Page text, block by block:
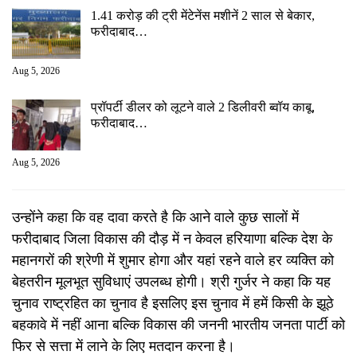
1.41 करोड़ की ट्री मेंटेनेंस मशीनें 2 साल से बेकार,
फरीदाबाद…
Aug 5, 2026
प्रॉपर्टी डीलर को लूटने वाले 2 डिलीवरी ब्वॉय काबू,
फरीदाबाद…
Aug 5, 2026
उन्होंने कहा कि वह दावा करते है कि आने वाले कुछ सालों में
फरीदाबाद जिला विकास की दौड़ में न केवल हरियाणा बल्कि देश के
महानगरों की श्रेणी में शुमार होगा और यहां रहने वाले हर व्यक्ति को
बेहतरीन मूलभूत सुविधाएं उपलब्ध होगी। श्री गुर्जर ने कहा कि यह
चुनाव राष्ट्रहित का चुनाव है इसलिए इस चुनाव में हमें किसी के झूठे
बहकावे में नहीं आना बल्कि विकास की जननी भारतीय जनता पार्टी को
फिर से सत्ता में लाने के लिए मतदान करना है।